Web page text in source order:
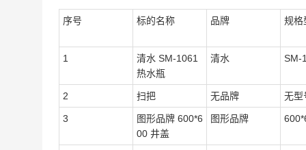
序号 标的名称 品牌 规格
1
清水 SM-1061
热水瓶
清水 SM-
2 扫把 无品牌 无型
3
图形品牌 600*6
00 井盖
图形品牌